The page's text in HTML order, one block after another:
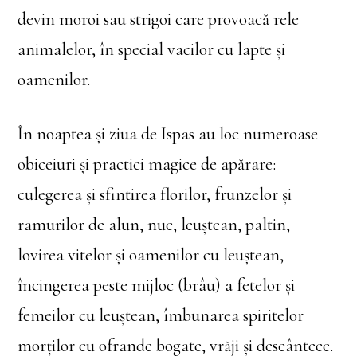
devin moroi sau strigoi care provoacă rele
animalelor, în special vacilor cu lapte şi
oamenilor.
În noaptea şi ziua de Ispas au loc numeroase
obiceiuri şi practici magice de apărare:
culegerea şi sfintirea florilor, frunzelor şi
ramurilor de alun, nuc, leuştean, paltin,
lovirea vitelor şi oamenilor cu leuştean,
încingerea peste mijloc (brâu) a fetelor şi
femeilor cu leuştean, îmbunarea spiritelor
morţilor cu ofrande bogate, vrăji şi descântece.